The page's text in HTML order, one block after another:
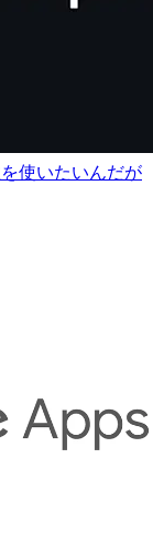
使いたいんだが